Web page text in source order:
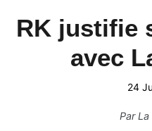
RK justifie
avec
24
ParLa